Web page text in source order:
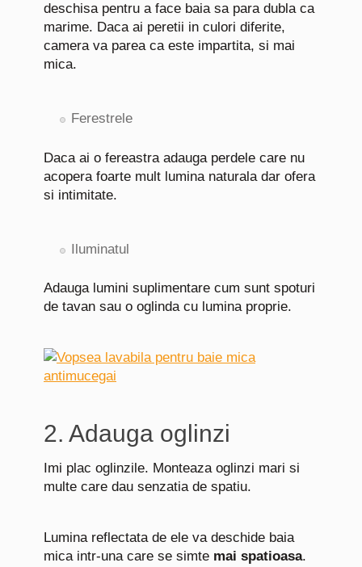
deschisa pentru a face baia sa para dubla ca
marime. Daca ai peretii in culori diferite,
camera va parea ca este impartita, si mai
mica.
Ferestrele
Daca ai o fereastra adauga perdele care nu
acopera foarte mult lumina naturala dar ofera
si intimitate.
Iluminatul
Adauga lumini suplimentare cum sunt spoturi
de tavan sau o oglinda cu lumina proprie.
2. Adauga oglinzi
Imi plac oglinzile. Monteaza oglinzi mari si
multe care dau senzatia de spatiu.
Lumina reflectata de ele va deschide baia
mica intr-una care se simte mai spatioasa.